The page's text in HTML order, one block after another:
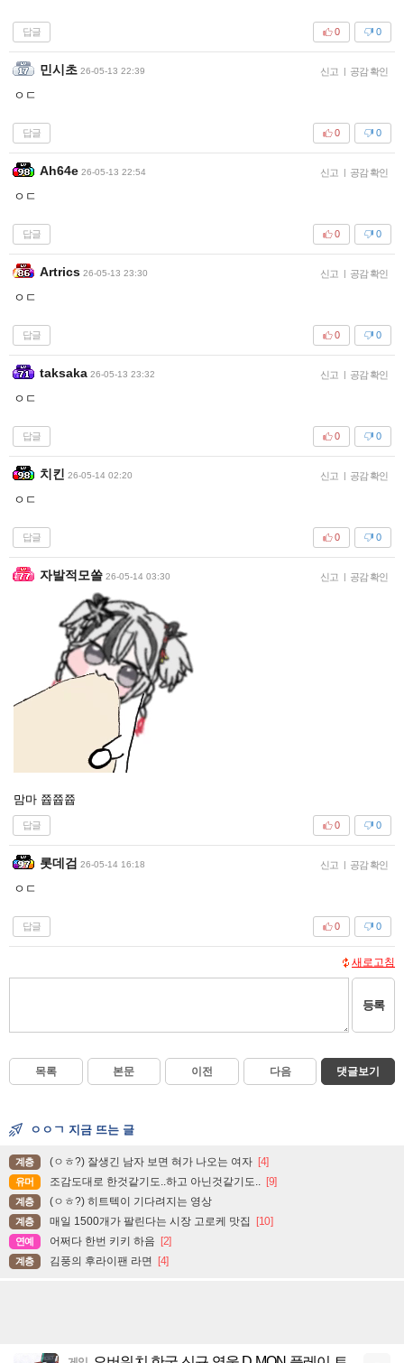
답글 0
0
민시초 26-05-13 22:39 신고 | 공감 확인
ㅇㄷ
답글 0
0
Ah64e 26-05-13 22:54 신고 | 공감 확인
ㅇㄷ
답글 0
0
Artrics 26-05-13 23:30 신고 | 공감 확인
ㅇㄷ
답글 0
0
taksaka 26-05-13 23:32 신고 | 공감 확인
ㅇㄷ
답글 0
0
치킨 26-05-14 02:20 신고 | 공감 확인
ㅇㄷ
답글 0
0
자발적모쏠 26-05-14 03:30 신고 | 공감 확인
맘마 쯉쯉쯉
답글 0
0
롯데검 26-05-14 16:18 신고 | 공감 확인
ㅇㄷ
답글 0
0
새로고침
등록
목록 본문 이전 다음 댓글보기
ㅇㅇㄱ 지금 뜨는 글
계층 (ㅇㅎ?) 잘생긴 남자 보면 혀가 나오는 여자 [4]
유머 조감도대로 한것같기도..하고 아닌것같기도.. [9]
계층 (ㅇㅎ?) 히트텍이 기다려지는 영상
계층 매일 1500개가 팔린다는 시장 고로케 맛집 [10]
연예 어쩌다 한번 키키 하음 [2]
계층 김풍의 후라이팬 라면 [4]